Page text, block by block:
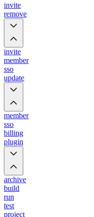
invite
remove
invite
member
sso
update
member
sso
billing
plugin
archive
build
run
test
project